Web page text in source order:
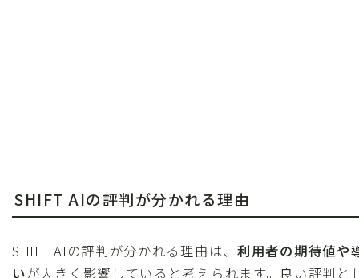
SHIFT AIの評判が分かれる理由
SHIFT AIの評判が分かれる理由は、 利用者の期待値や
いが大きく影響していると考えられます。良い評判と